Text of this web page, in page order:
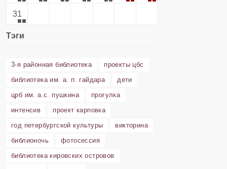
31
Тэги
3-я районная библиотека
проекты цбс
библиотека им. а. п. гайдара
дети
црб им. а.с. пушкина
прогулка
интенсив
проект карповка
год петербургской культуры
викторина
библионочь
фотосессия
библиотека кировских островов